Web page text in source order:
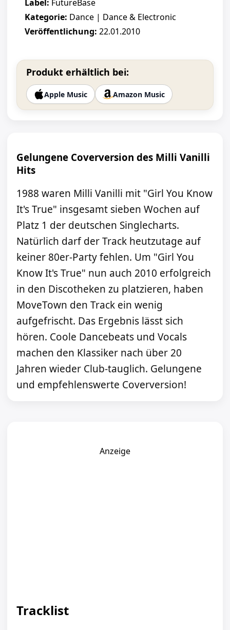
Label: FutureBase
Kategorie: Dance | Dance & Electronic
Veröffentlichung: 22.01.2010
Produkt erhältlich bei:
Apple Music Amazon Music
Gelungene Coverversion des Milli Vanilli
Hits
1988 waren Milli Vanilli mit "Girl You Know
It's True" insgesamt sieben Wochen auf
Platz 1 der deutschen Singlecharts.
Natürlich darf der Track heutzutage auf
keiner 80er-Party fehlen. Um "Girl You
Know It's True" nun auch 2010 erfolgreich
in den Discotheken zu platzieren, haben
MoveTown den Track ein wenig
aufgefrischt. Das Ergebnis lässt sich
hören. Coole Dancebeats und Vocals
machen den Klassiker nach über 20
Jahren wieder Club-tauglich. Gelungene
und empfehlenswerte Coverversion!
Anzeige
Tracklist